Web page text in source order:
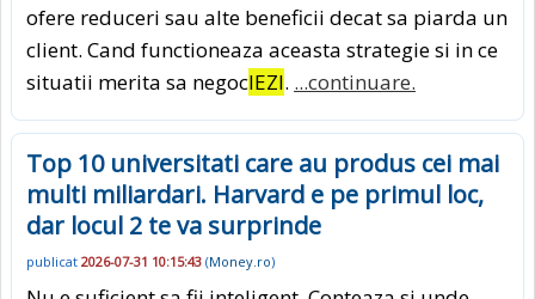
ofere reduceri sau alte beneficii decat sa piarda un
client. Cand functioneaza aceasta strategie si in ce
situatii merita sa negocIEZI. ...continuare.
Top 10 universitati care au produs cei mai
multi miliardari. Harvard e pe primul loc,
dar locul 2 te va surprinde
publicat 2026-07-31 10:15:43 (Money.ro)